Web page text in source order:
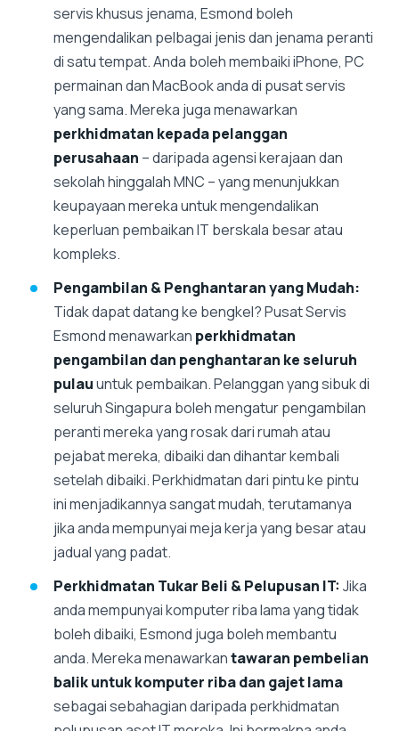
servis khusus jenama, Esmond boleh
mengendalikan pelbagai jenis dan jenama peranti
di satu tempat. Anda boleh membaiki iPhone, PC
permainan dan MacBook anda di pusat servis
yang sama. Mereka juga menawarkan
perkhidmatan kepada pelanggan
perusahaan – daripada agensi kerajaan dan
sekolah hinggalah MNC – yang menunjukkan
keupayaan mereka untuk mengendalikan
keperluan pembaikan IT berskala besar atau
kompleks.
Pengambilan & Penghantaran yang Mudah:
Tidak dapat datang ke bengkel? Pusat Servis
Esmond menawarkan perkhidmatan
pengambilan dan penghantaran ke seluruh
pulauuntuk pembaikan. Pelanggan yang sibuk di
seluruh Singapura boleh mengatur pengambilan
peranti mereka yang rosak dari rumah atau
pejabat mereka, dibaiki dan dihantar kembali
setelah dibaiki. Perkhidmatan dari pintu ke pintu
ini menjadikannya sangat mudah, terutamanya
jika anda mempunyai meja kerja yang besar atau
jadual yang padat.
Perkhidmatan Tukar Beli & Pelupusan IT: Jika
anda mempunyai komputer riba lama yang tidak
boleh dibaiki, Esmond juga boleh membantu
anda. Mereka menawarkantawaran pembelian
balik untuk komputer riba dan gajet lama
sebagai sebahagian daripada perkhidmatan